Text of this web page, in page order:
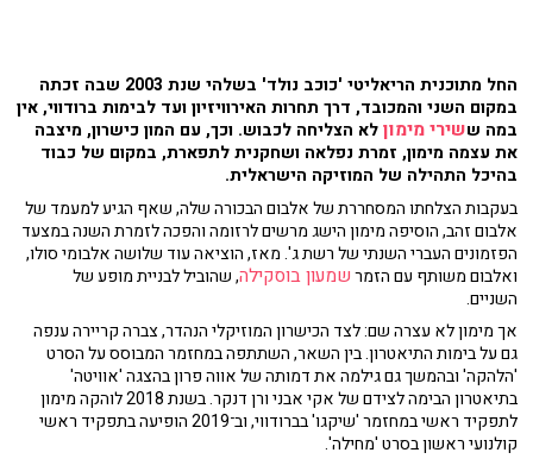
החל מתוכנית הריאליטי 'כוכב נולד' בשלהי שנת 2003 שבה זכתה
במקום השני והמכובד, דרך תחרות האירוויזיון ועד לבימות ברודווי, אין
במה ששירי מימוןלא הצליחה לכבוש. וכך, עם המון כישרון, מיצבה
את עצמה מימון, זמרת נפלאה ושחקנית לתפארת, במקום של כבוד
בהיכל התהילה של המוזיקה הישראלית.
בעקבות הצלחתו המסחררת של אלבום הבכורה שלה, שאף הגיע למעמד של
אלבום זהב, הוסיפה מימון הישג מרשים לרזומה והפכה לזמרת השנה במצעד
הפזמונים העברי השנתי של רשת ג'. מאז, הוציאה עוד שלושה אלבומי סולו,
ואלבום משותף עם הזמרשמעון בוסקילה, שהוביל לבניית מופע של
השניים.
אך מימון לא עצרה שם: לצד הכישרון המוזיקלי הנהדר, צברה קריירה ענפה
גם על בימות התיאטרון. בין השאר, השתתפה במחזמר המבוסס על הסרט
'הלהקה' ובהמשך גם גילמה את דמותה של אווה פרון בהצגה 'אוויטה'
בתיאטרון הבימה לצידם של אקי אבני ורן דנקר. בשנת 2018 לוהקה מימון
לתפקיד ראשי במחזמר 'שיקגו' בברודווי, וב־2019 הופיעה בתפקיד ראשי
קולנועי ראשון בסרט 'מחילה'.